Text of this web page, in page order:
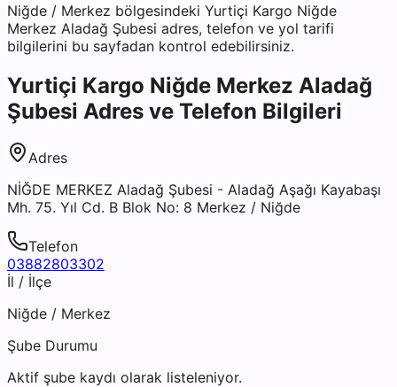
Niğde / Merkez bölgesindeki Yurtiçi Kargo Niğde
Merkez Aladağ Şubesi adres, telefon ve yol tarifi
bilgilerini bu sayfadan kontrol edebilirsiniz.
Yurtiçi Kargo Niğde Merkez Aladağ
Şubesi Adres ve Telefon Bilgileri
Adres
NİĞDE MERKEZ Aladağ Şubesi - Aladağ Aşağı Kayabaşı
Mh. 75. Yıl Cd. B Blok No: 8 Merkez / Niğde
Telefon
03882803302
İl / İlçe
Niğde / Merkez
Şube Durumu
Aktif şube kaydı olarak listeleniyor.